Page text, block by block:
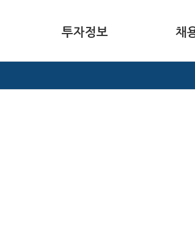
투자정보 채